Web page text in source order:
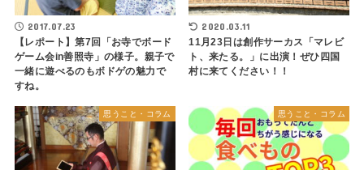
2017.07.23
【レポート】第7回「お寺でボード
ゲーム会in善照寺」の様子。親子で
一緒に遊べるのもボドゲの魅力で
すね。
2020.03.11
11月23日は創作サーカス「マレビ
ト、来たる。」に出演！ぜひ四国
村に来てください！！
思うこと・コラム 思うこと・コラム